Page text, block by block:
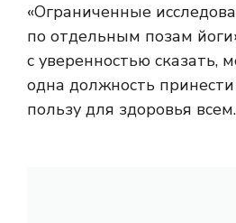
«Ограниченные
по отдельным позам
с уверенностью сказать,
одна должность
пользу для здоровья всем.